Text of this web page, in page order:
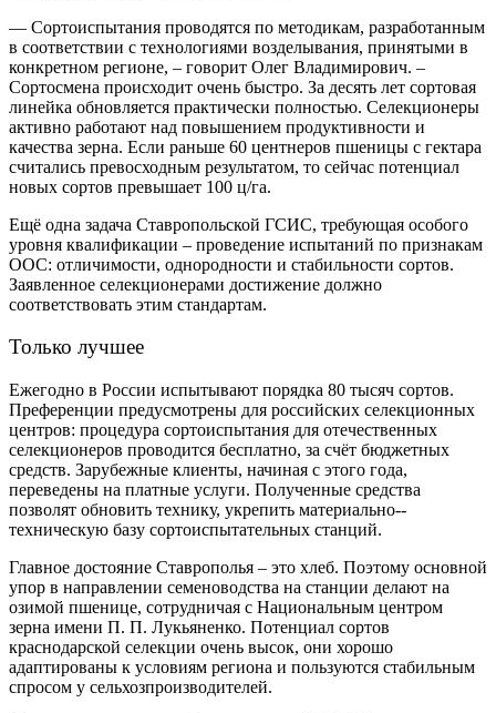
— Сортоиспытания проводятся по методикам, разработанным
в соответствии с технологиями возделывания, принятыми в
конкретном регионе, – ​говорит Олег Владимирович. – ​
Сортосмена происходит очень быстро. За десять лет сор­товая
линейка обновляется практически полностью. Селекционеры
активно работают над повышением продуктивности и
качества зерна. Если раньше 60 центнеров пшеницы с гектара
считались превосходным результатом, то сейчас потенциал
новых сортов превышает 100 ц/га.
Ещё одна задача Ставропольской ГСИС, требующая особого
уровня квалификации – ​проведение испытаний по признакам
ООС: отличимости, однородности и стабильности сортов.
Заявленное селекционерами достижение должно
соответствовать этим стандартам.
Только лучшее
Ежегодно в России испытывают порядка 80 тысяч сортов.
Преференции предусмотрены для российских селекционных
центров: процедура сорто­испытания для отечественных
селекционеров проводится бесплатно, за счёт бюджетных
средств. Зарубежные клиен­­ты, начиная с этого года,
переведены на платные услуги. Полученные средства
позволят обновить технику, укрепить материально-­
техническую базу сорто­испытательных станций.
Главное достояние Ставрополья – ​это хлеб. Поэтому основной
упор в направлении семеноводства на станции делают на
озимой пшенице, сотрудничая с Национальным центром
зерна имени П. П. Лукьяненко. Потенциал сортов
краснодарской селекции очень высок, они хорошо
адаптированы к условиям региона и пользуются стабильным
спросом у сельхозпроизводителей.